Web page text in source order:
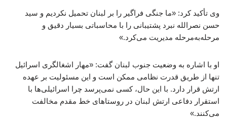
وی تأکید کرد: «ما جنگی فراگیر را بر لبنان تحمیل نکردیم و سید
حسن نصرالله نبرد پشتیبانی را با محاسباتی بسیار دقیق و
مرحله‌به‌مرحله مدیریت می‌کرد.»
او با اشاره به وضعیت جنوب لبنان گفت: «مهار اشغالگری اسرائیل
تنها از طریق قدرت نظامی ممکن است و این مسئولیت بر عهده
ارتش قرار دارد. با این حال، کسی نمی‌پرسد چرا اسرائیلی‌ها با
استقرار دفاعی ارتش لبنان در روستاهای خط مقدم مخالفت
می‌کنند.»